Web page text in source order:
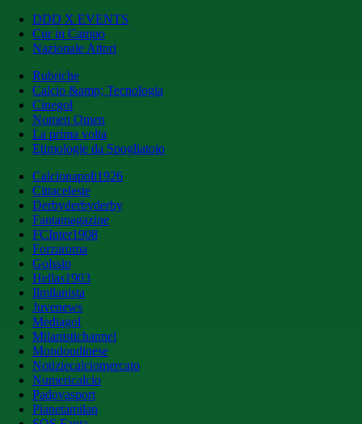
DDD X EVENTS
Cur in Campo
Nazionale Attori
Rubriche
Calcio &amp; Tecnologia
Cinegol
Nomen Omen
La prima volta
Etimologie da Spogliatoio
Calcionapoli1926
Cittaceleste
Derbyderbyderby
Fantamagazine
FCInter1908
Forzaroma
Golssip
Hellas1903
Ilmilanista
Juvenews
Mediagol
Milanistichannel
Mondoudinese
Notiziecalciomercato
Numericalcio
Padovasport
Pianetamilan